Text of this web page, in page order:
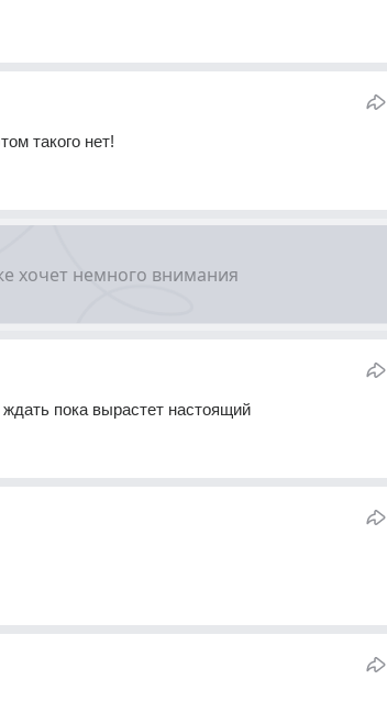
такого нет!
пока вырастет настоящий